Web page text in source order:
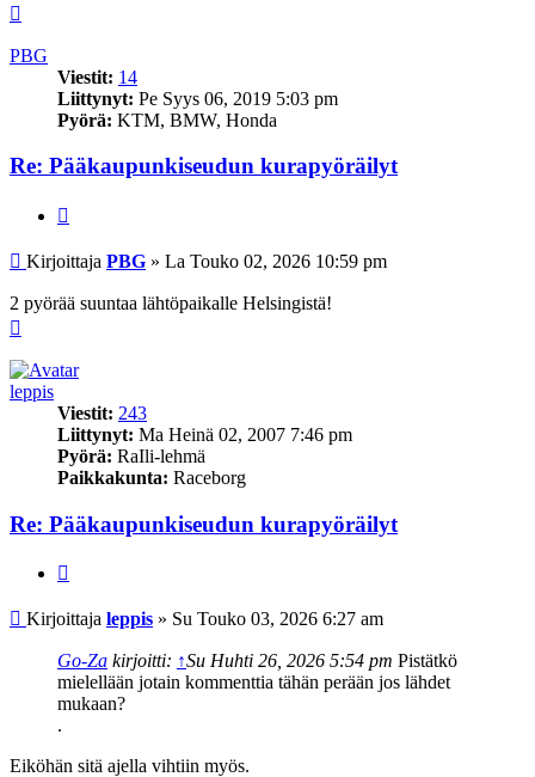
PBG
Viestit: 14
Liittynyt: Pe Syys 06, 2019 5:03 pm
Pyörä: KTM, BMW, Honda
Re: Pääkaupunkiseudun kurapyöräilyt
Viesti
Kirjoittaja PBG » La Touko 02, 2026 10:59 pm
2 pyörää suuntaa lähtöpaikalle Helsingistä!
leppis
Viestit: 243
Liittynyt: Ma Heinä 02, 2007 7:46 pm
Pyörä: RaIli-lehmä
Paikkakunta: Raceborg
Re: Pääkaupunkiseudun kurapyöräilyt
Viesti
Kirjoittaja leppis » Su Touko 03, 2026 6:27 am
Go-Za kirjoitti: ↑Su Huhti 26, 2026 5:54 pm Pistätkö
mielellään jotain kommenttia tähän perään jos lähdet
mukaan?
.
Eiköhän sitä ajella vihtiin myös.